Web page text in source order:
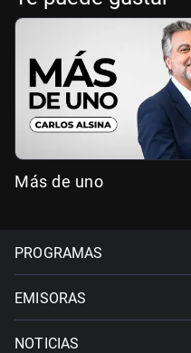
Más de uno
PROGRAMAS
EMISORAS
NOTICIAS